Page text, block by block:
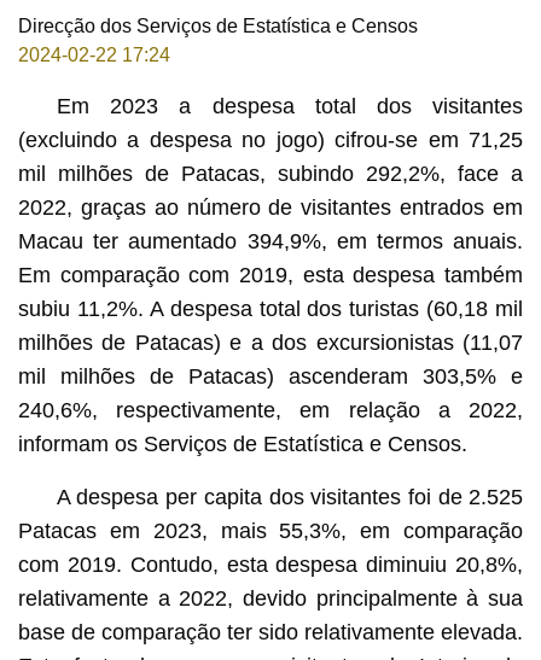
Direcção dos Serviços de Estatística e Censos
2024-02-22 17:24
Em 2023 a despesa total dos visitantes
(excluindo a despesa no jogo) cifrou-se em 71,25
mil milhões de Patacas, subindo 292,2%, face a
2022, graças ao número de visitantes entrados em
Macau ter aumentado 394,9%, em termos anuais.
Em comparação com 2019, esta despesa também
subiu 11,2%. A despesa total dos turistas (60,18 mil
milhões de Patacas) e a dos excursionistas (11,07
mil milhões de Patacas) ascenderam 303,5% e
240,6%, respectivamente, em relação a 2022,
informam os Serviços de Estatística e Censos.
A despesa per capita dos visitantes foi de 2.525
Patacas em 2023, mais 55,3%, em comparação
com 2019. Contudo, esta despesa diminuiu 20,8%,
relativamente a 2022, devido principalmente à sua
base de comparação ter sido relativamente elevada.